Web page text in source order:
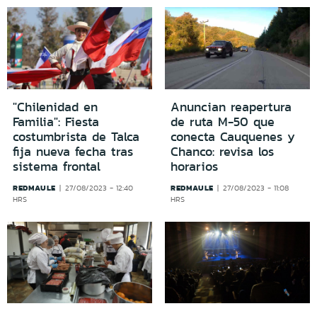
"Chilenidad en
Familia": Fiesta
costumbrista de Talca
fija nueva fecha tras
sistema frontal
REDMAULE
27/08/2023 - 12:40
HRS
Anuncian reapertura
de ruta M-50 que
conecta Cauquenes y
Chanco: revisa los
horarios
REDMAULE
27/08/2023 - 11:08
HRS